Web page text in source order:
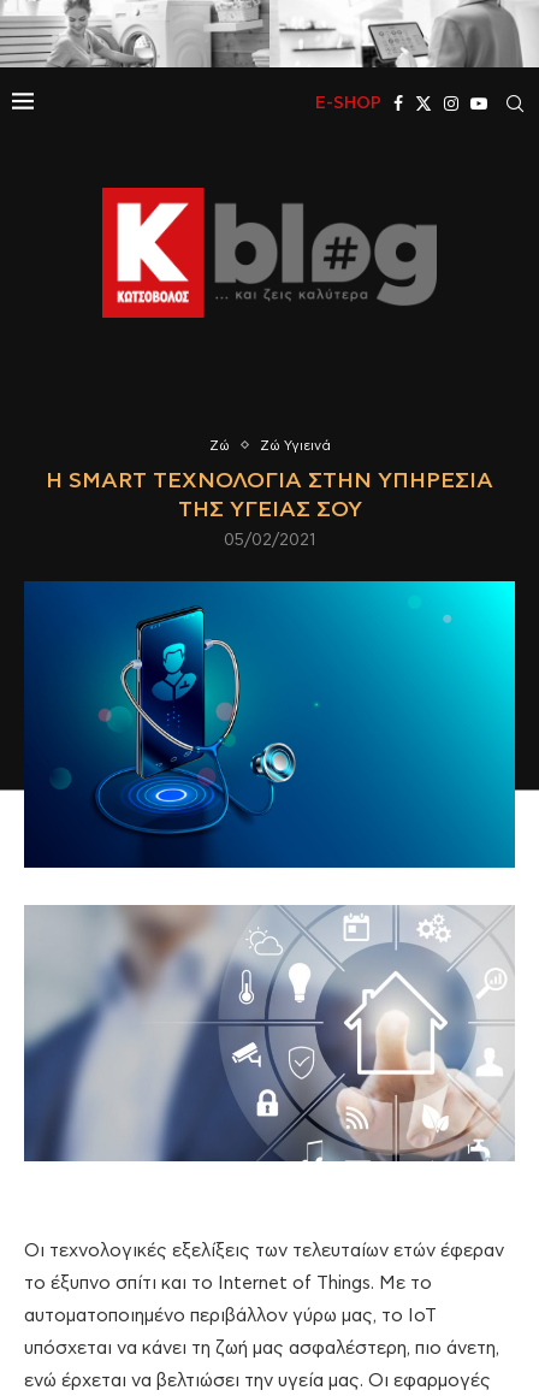
E-SHOP
Ζώ Ζώ Υγιεινά
Η SMART ΤΕΧΝΟΛΟΓΊΑ ΣΤΗΝ ΥΠΗΡΕΣΊΑ
ΤΗΣ ΥΓΕΊΑΣ ΣΟΥ
05/02/2021
Οι τεχνολογικές εξελίξεις των τελευταίων ετών έφεραν
το έξυπνο σπίτι και το Internet of Things. Με το
αυτοματοποιημένο περιβάλλον γύρω μας, το ΙοΤ
υπόσχεται να κάνει τη ζωή μας ασφαλέστερη, πιο άνετη,
ενώ έρχεται να βελτιώσει την υγεία μας. Οι εφαρμογές